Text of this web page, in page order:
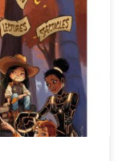
de la rue de la
Comme
célèbre Troc de